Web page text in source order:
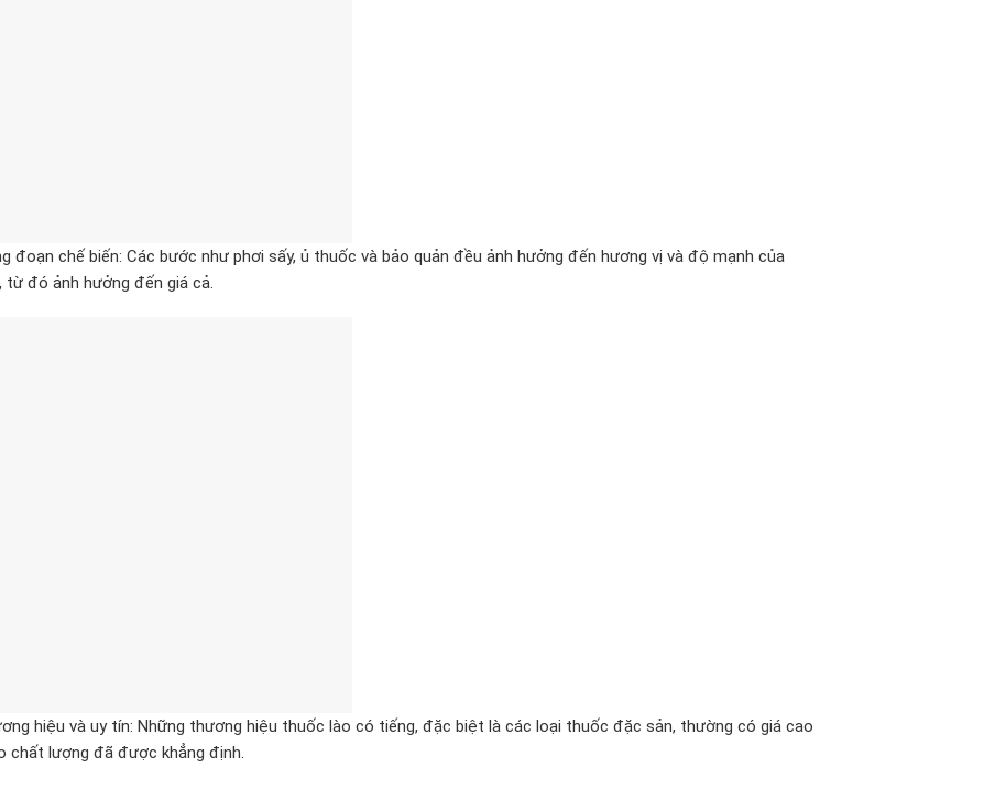
đoạn chế biến: Các bước như phơi sấy, ủ thuốc và bảo quản đều ảnh hưởng đến hương vị và độ mạnh của
từ đó ảnh hưởng đến giá cả.
hiệu và uy tín: Những thương hiệu thuốc lào có tiếng, đặc biệt là các loại thuốc đặc sản, thường có giá cao
chất lượng đã được khẳng định.